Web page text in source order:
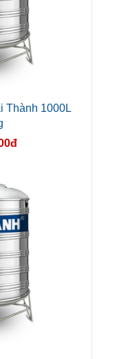
Thành 1000L